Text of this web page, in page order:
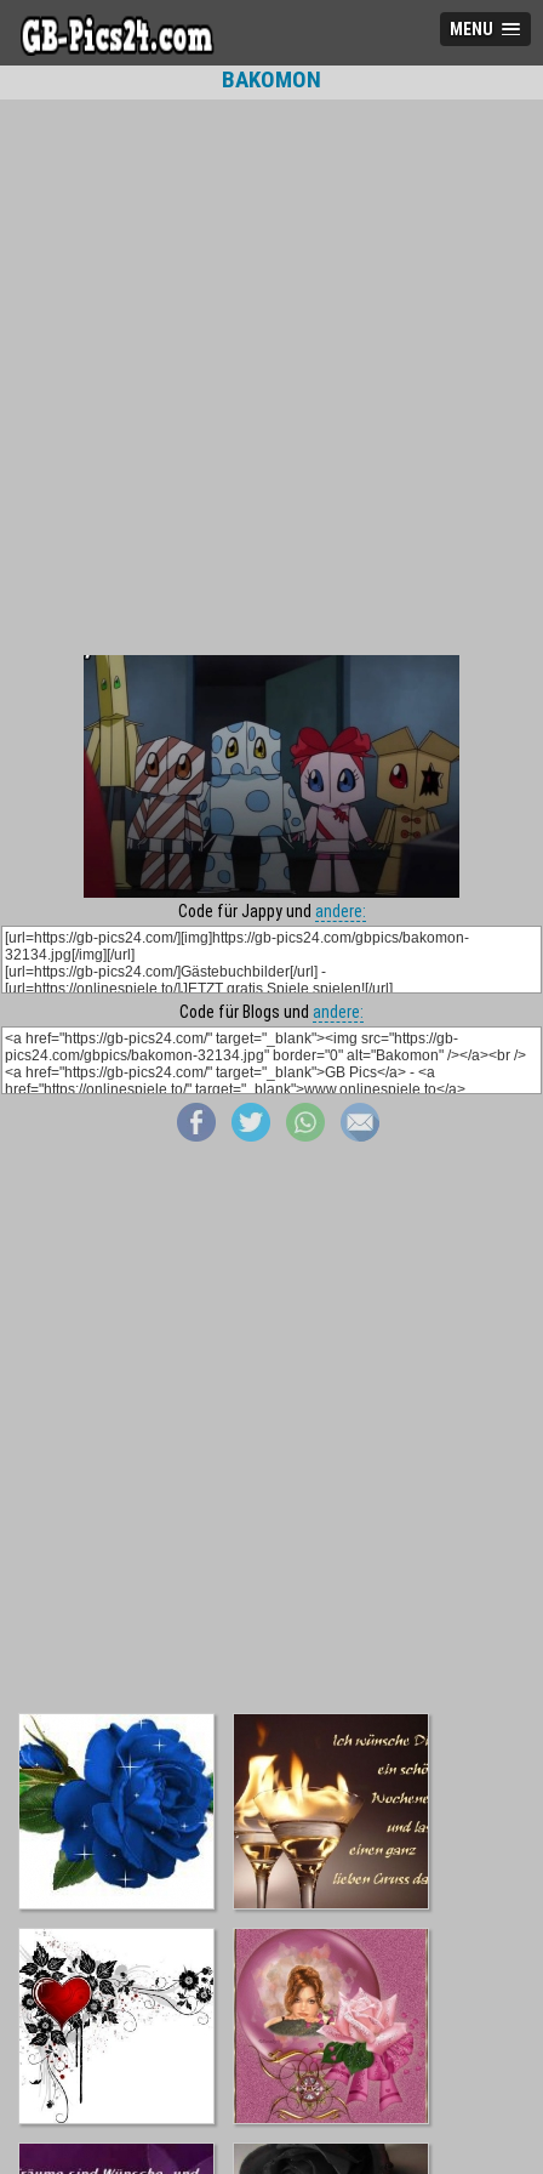
MENU
BAKOMON
Code für Jappy und andere:
Code für Blogs und andere: